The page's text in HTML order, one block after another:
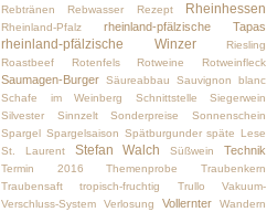
Rebtränen Rebwasser Rezept Rheinhessen
Rheinland-Pfalz rheinland-pfälzische Tapas
rheinland-pfälzische Winzer
Riesling
Roastbeef
Rotenfels Rotweine Rotweinfleck
Saumagen-Burger Säureabbau
Sauvignon blanc
Schafe im Weinberg
Schnittstelle
Siegerwein
Silvester
Sinnzelt Sonderpreise
Sonnenschein
Spargel Spargelsaison Spätburgunder späte Lese
St. Laurent
Stefan Walch Süßwein Technik
Termin 2016 Themenprobe
Traubenkern
Traubensaft
tropisch-fruchtig Trullo
Vakuum-
Verschluss-System
Verlosung Vollernter
Wandern